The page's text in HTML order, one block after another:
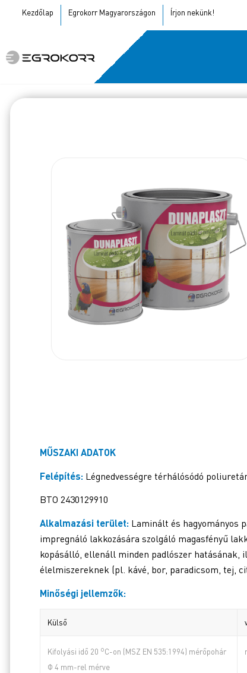
Kezdőlap Egrokorr Magyarországon Írjon nekünk!
MŰSZAKI ADATOK
Felépítés: Légnedvességre térhálósódó
BTO 2430129910
Alkalmazási terület: Laminált és hagyományos
impregnáló lakkozására szolgáló magasfényű
kopásálló, ellenáll minden padlószer hatásának,
élelmiszereknek (pl. kávé, bor, paradicsom, tej,
Minőségi jellemzők:
Külső
Kifolyási idő 20 oC-on (MSZ EN 535:1994) mérőpohár
Φ 4 mm-rel mérve